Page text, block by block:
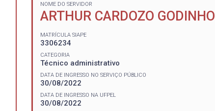
NOME DO SERVIDOR
ARTHUR CARDOZO GODINHO
MATRÍCULA SIAPE
3306234
CATEGORIA
Técnico administrativo
DATA DE INGRESSO NO SERVIÇO PÚBLICO
30/08/2022
DATA DE INGRESSO NA UFPEL
30/08/2022